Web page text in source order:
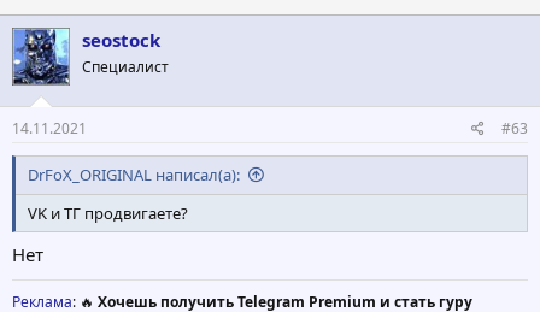
seostock
Специалист
14.11.2021 #63
DrFoX_ORIGINAL написал(а):
VK и ТГ продвигаете?
Нет
Реклама: 🔥 Хочешь получить Telegram Premium и стать гуру